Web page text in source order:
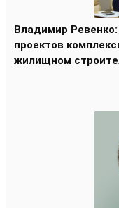
Владимир
проектов
жилищном